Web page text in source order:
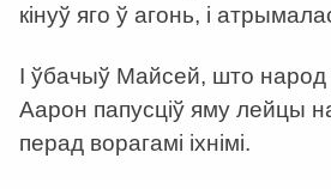
кінуў яго ў агонь, і
І ўбачыў Майсей, што народ
Аарон папусціў яму лейцы
перад ворагамі іхнімі.